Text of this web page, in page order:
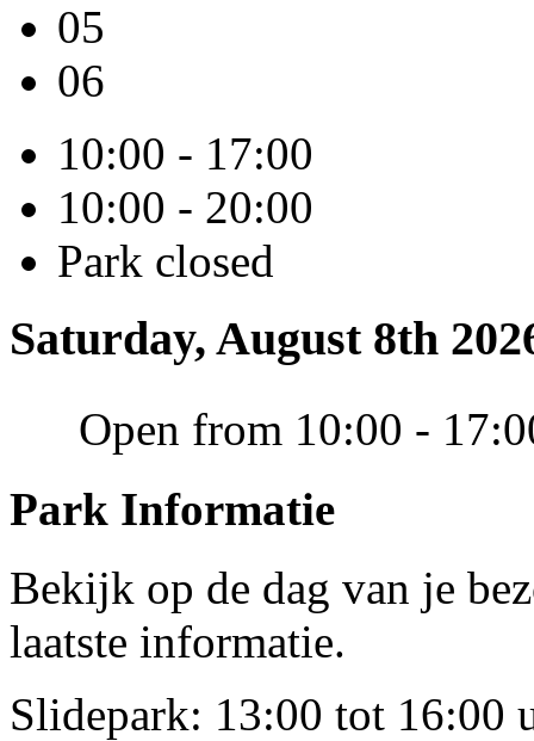
05
06
10:00 - 17:00
10:00 - 20:00
Park closed
Saturday, August 8th
Open from 10:00 -
Park Informatie
Bekijk op de dag van je
laatste informatie.
Slidepark: 13:00 tot 16:00